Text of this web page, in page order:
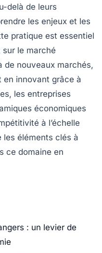
delà de leurs
les enjeux et les
pratique est essentiel
le marché
de nouveaux marchés,
en innovant grâce à
les entreprises
économiques
à l’échelle
les éléments clés à
ce domaine en
: un levier de